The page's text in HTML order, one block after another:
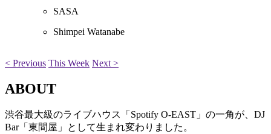
SASA
Shimpei Watanabe
< Previous This Week Next >
ABOUT
渋谷最大級のライブハウス「Spotify O-EAST」の一角が、DJ
Bar「東間屋」として生まれ変わりました。